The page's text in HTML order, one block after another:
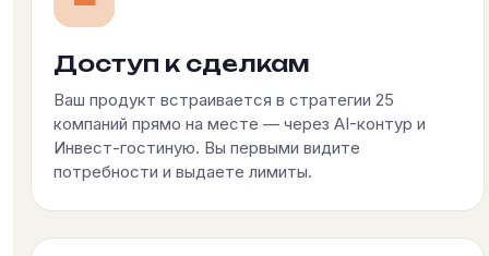
Доступ к сделкам
Ваш продукт встраивается в стратегии 25
компаний прямо на месте — через AI-контур и
Инвест-гостиную. Вы первыми видите
потребности и выдаете лимиты.